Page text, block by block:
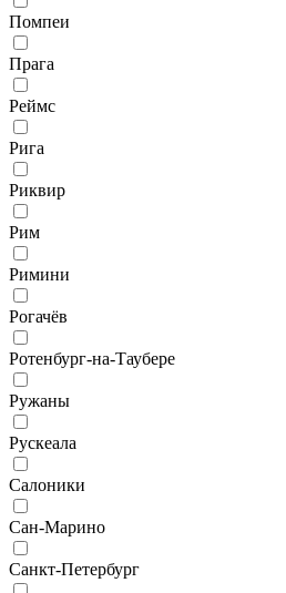
Помпеи
Прага
Реймс
Рига
Риквир
Рим
Римини
Рогачёв
Ротенбург-на-Таубере
Ружаны
Рускеала
Салоники
Сан-Марино
Санкт-Петербург